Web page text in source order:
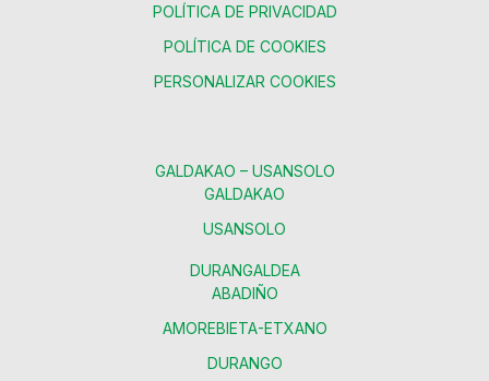
POLÍTICA DE PRIVACIDAD
POLÍTICA DE COOKIES
PERSONALIZAR COOKIES
GALDAKAO – USANSOLO
GALDAKAO
USANSOLO
DURANGALDEA
ABADIÑO
AMOREBIETA-ETXANO
DURANGO